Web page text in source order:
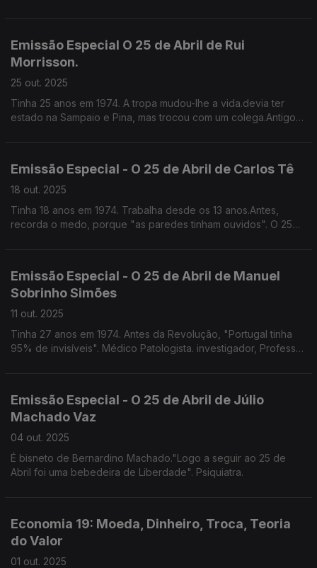
Emissão Especial O 25 de Abril de Rui
Morrisson.
25 out. 2025
Tinha 25 anos em 1974. A tropa mudou-lhe a vida.devia ter
estado na Sampaio e Pina, mas trocou com um colega.Antigo
Emissão Especial - O 25 de Abril de Carlos Tê
18 out. 2025
Tinha 18 anos em 1974. Trabalha desde os 13 anos.Antes,
recorda o medo, porque "as paredes tinham ouvidos". O 25
Emissão Especial - O 25 de Abril de Manuel
Sobrinho Simões
11 out. 2025
Tinha 27 anos em 1974. Antes da Revolução, "Portugal tinha
95% de invisíveis". Médico Patologista. investigador, Professor
Emissão Especial - O 25 de Abril de Júlio
Machado Vaz
04 out. 2025
É bisneto de Bernardino Machado."Logo a seguir ao 25 de
Abril foi uma bebedeira de Liberdade". Psiquiatra.
Economia 19: Moeda, Dinheiro, Troca, Teoria
do Valor
01 out. 2025